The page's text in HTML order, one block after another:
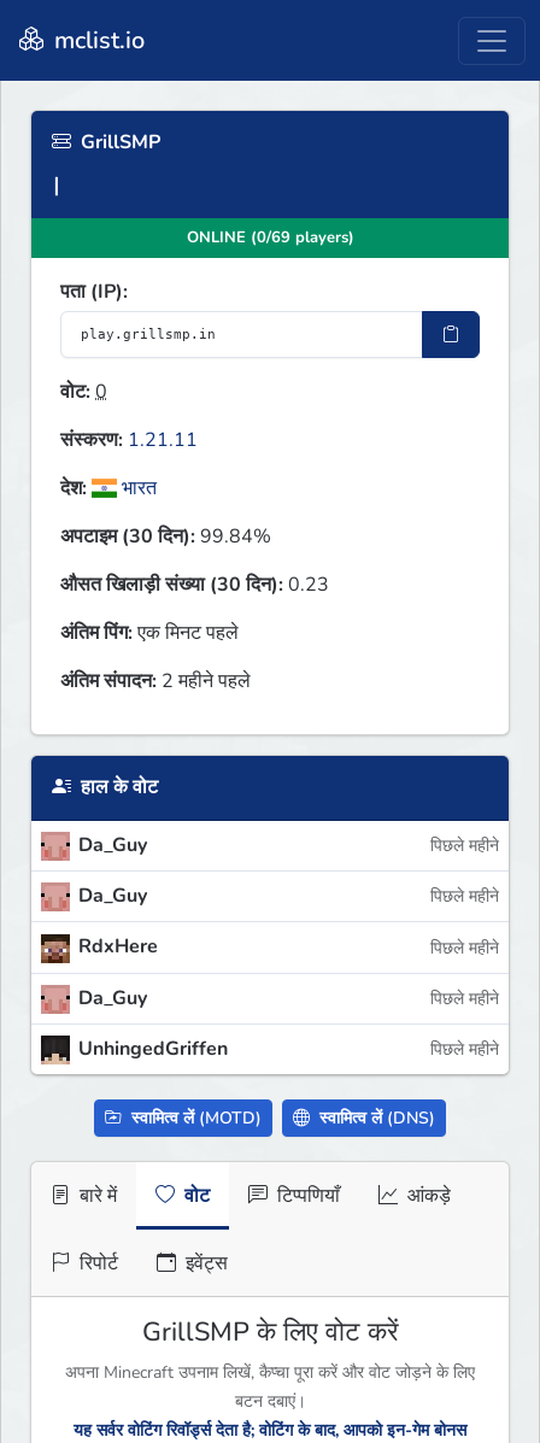
mclist.io
GrillSMP
ONLINE (0/69 players)
पता (IP):
वोट:0
संस्करण: 1.21.11
देश:
भारत
अपटाइम (30 दिन):99.84%
औसत खिलाड़ी संख्या (30 दिन):0.23
अंतिम पिंग:एक मिनट पहले
अंतिम संपादन: 2 महीने पहले
हाल के वोट
Da_Guy पिछले महीने
Da_Guy पिछले महीने
RdxHere पिछले महीने
Da_Guy पिछले महीने
UnhingedGriffen पिछले महीने
स्वामित्व लें (MOTD) स्वामित्व लें (DNS)
बारे में वोट टिप्पणियाँ आंकड़े
रिपोर्ट इवेंट्स
GrillSMP के लिए वोट करें
अपना Minecraft उपनाम लिखें, कैप्चा पूरा करें और वोट जोड़ने के लिए
बटन दबाएं।
यह सर्वर वोटिंग रिवॉर्ड्स देता है; वोटिंग के बाद, आपको इन-गेम बोनस